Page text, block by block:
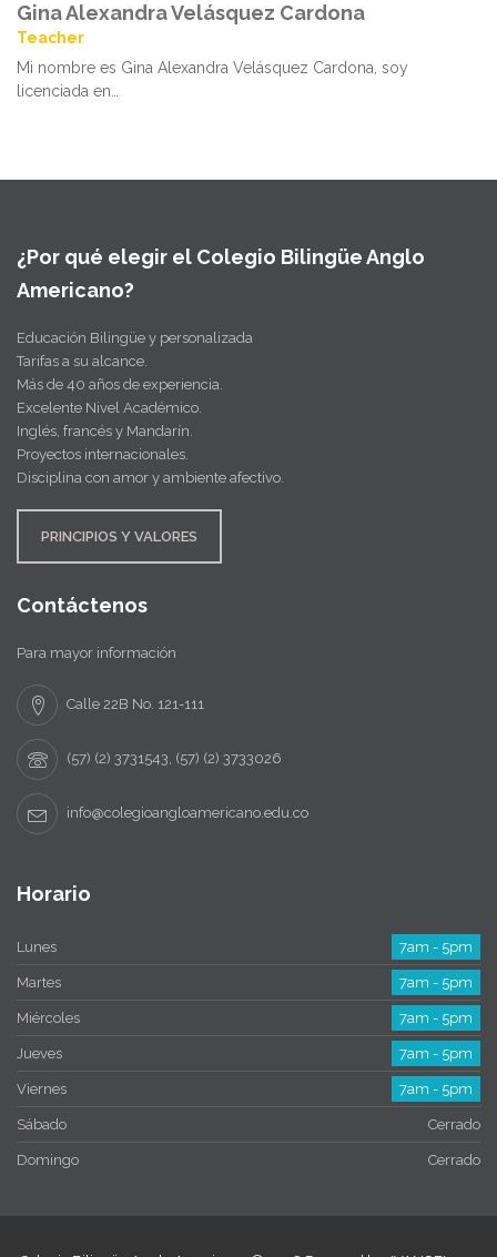
Gina Alexandra Velásquez Cardona
Teacher
Mi nombre es Gina Alexandra Velásquez Cardona, soy
licenciada en…
¿Por qué elegir el Colegio Bilingüe Anglo
Americano?
Educación Bilingüe y personalizada
Tarifas a su alcance.
Más de 40 años de experiencia.
Excelente Nivel Académico.
Inglés, francés y Mandarín.
Proyectos internacionales.
Disciplina con amor y ambiente afectivo.
PRINCIPIOS Y VALORES
Contáctenos
Para mayor información
Calle 22B No. 121-111
(57) (2) 3731543, (57) (2) 3733026
info@colegioangloamericano.edu.co
Horario
Lunes 7am - 5pm
Martes 7am - 5pm
Miércoles 7am - 5pm
Jueves 7am - 5pm
Viernes 7am - 5pm
Sábado Cerrado
Domingo Cerrado